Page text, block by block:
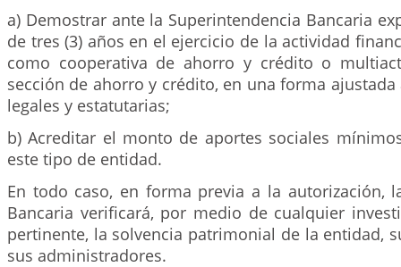
a) Demostrar ante la Superintendencia Bancaria
de tres (3) años en el ejercicio de la actividad
como cooperativa de ahorro y crédito o
sección de ahorro y crédito, en una forma
legales y estatutarias;
b) Acreditar el monto de aportes sociales
este tipo de entidad.
En todo caso, en forma previa a la autorización,
Bancaria verificará, por medio de cualquier
pertinente, la solvencia patrimonial de la entidad,
sus administradores.